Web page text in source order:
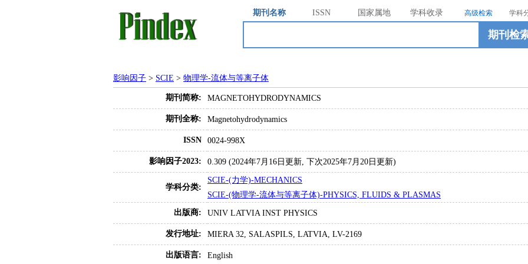
期刊名称 ISSN 国家属地 学科收录 高级检索 学科
期刊检
影响因子 > SCIE > 物理学-流体与等离子体
期刊简称: MAGNETOHYDRODYNAMICS
期刊全称: Magnetohydrodynamics
ISSN 0024-998X
影响因子2023: 0.309 (2024年7月16日更新, 下次2025年7月20日更新)
学科分类:
SCIE-(力学)-MECHANICS
SCIE-(物理学-流体与等离子体)-PHYSICS, FLUIDS & PLASMAS
出版商:
UNIV LATVIA INST PHYSICS
发行地址: MIERA 32, SALASPILS, LATVIA, LV-2169
出版语言: English